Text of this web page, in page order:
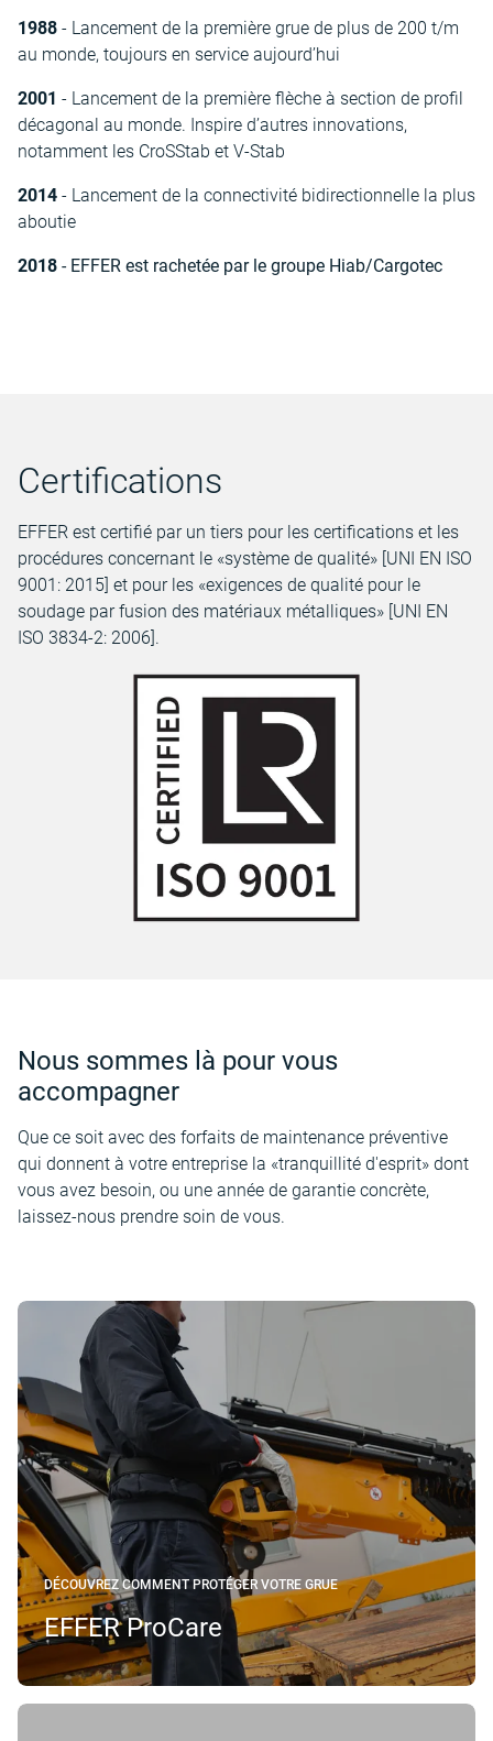
1988 - Lancement de la première grue de plus de 200 t/m
au monde, toujours en service aujourd’hui
2001 - Lancement de la première flèche à section de profil
décagonal au monde. Inspire d’autres innovations,
notamment les CroSStab et V-Stab
2014 - Lancement de la connectivité bidirectionnelle la plus
aboutie
2018 - EFFER est rachetée par le groupe Hiab/Cargotec
Certifications
EFFER est certifié par un tiers pour les certifications et les
procédures concernant le «système de qualité» [UNI EN ISO
9001: 2015] et pour les «exigences de qualité pour le
soudage par fusion des matériaux métalliques» [UNI EN
ISO 3834-2: 2006].
Nous sommes là pour vous
accompagner
Que ce soit avec des forfaits de maintenance préventive
qui donnent à votre entreprise la «tranquillité d'esprit» dont
vous avez besoin, ou une année de garantie concrète,
laissez-nous prendre soin de vous.
DÉCOUVREZ COMMENT PROTÉGER VOTRE GRUE
EFFER ProCare